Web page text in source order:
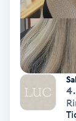
Taktil massage
Tandblekning
Tandläkare